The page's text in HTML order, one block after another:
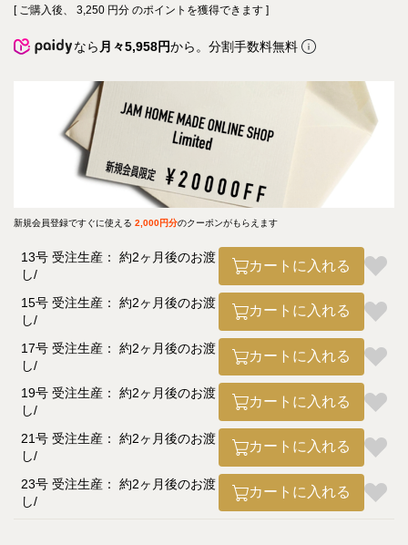
[ ご購入後、 3,250 円分 のポイントを獲得できます ]
なら 月々5,958円から。分割手数料無料
新規会員登録ですぐに使える 2,000円分のクーポンがもらえます
13号 受注生産： 約2ヶ月後のお渡
し
カートに入れる
15号 受注生産： 約2ヶ月後のお渡
し
カートに入れる
17号 受注生産： 約2ヶ月後のお渡
し
カートに入れる
19号 受注生産： 約2ヶ月後のお渡
し
カートに入れる
21号 受注生産： 約2ヶ月後のお渡
し
カートに入れる
23号 受注生産： 約2ヶ月後のお渡
し
カートに入れる